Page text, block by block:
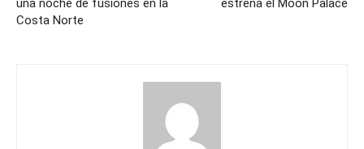
una noche de fusiones en la
Costa Norte
estrena el Moon Palace